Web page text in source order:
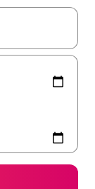
explore-os